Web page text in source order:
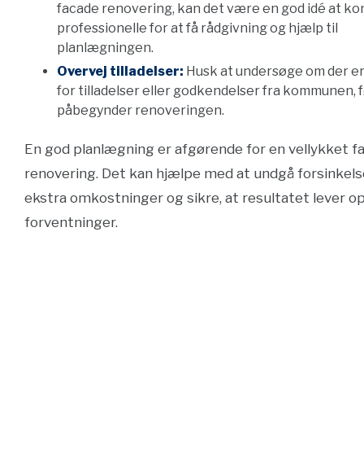
facade renovering, kan det være en god idé at
professionelle for at få rådgivning og hjælp til
planlægningen.
Overvej tilladelser: Husk at undersøge om der
for tilladelser eller godkendelser fra kommunen,
påbegynder renoveringen.
En god planlægning er afgørende for en vellykket
renovering. Det kan hjælpe med at undgå
ekstra omkostninger og sikre, at resultatet lever
forventninger.